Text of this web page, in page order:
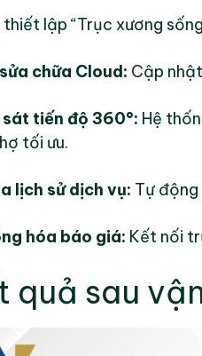
thiết lập “Trục xương
chữa Cloud: Cập
sát tiến độ 360°: Hệ
tối ưu.
lịch sử dịch vụ: Tự động
hóa báo giá: Kết nối
quả sau